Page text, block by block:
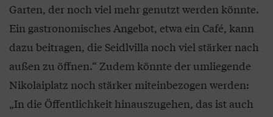
Garten, der noch viel mehr genutzt werden könnte.
Ein gastronomisches Angebot, etwa ein Café, kann
dazu beitragen, die Seidlvilla noch viel stärker nach
außen zu öffnen.“ Zudem könnte der umliegende
Nikolaiplatz noch stärker miteinbezogen werden:
„In die Öffentlichkeit hinauszugehen, das ist auch